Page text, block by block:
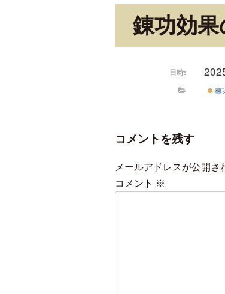
錬功効果
日時:
練
コメントを残す
メールアドレスが公開さ
コメント ※